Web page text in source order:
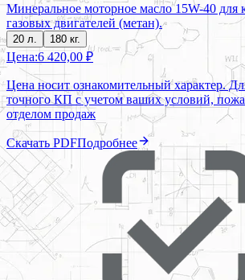
Минеральное моторное масло 15W-40 для
газовых двигателей (метан).
20 л. 180 кг.
Цена:6 420,00 ₽
Цена носит ознакомительный характер.
точного КП с учетом ваших условий,
отделом продаж
Скачать PDFПодробнее